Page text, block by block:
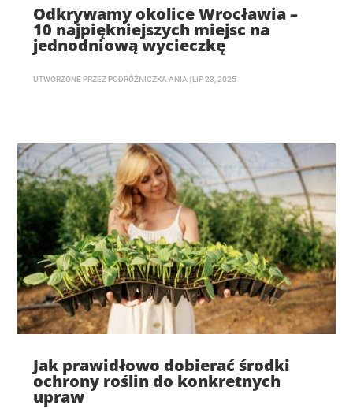
Odkrywamy okolice Wrocławia –
10 najpiękniejszych miejsc na
jednodniową wycieczkę
UTWORZONE PRZEZ PODRÓŻNICZKA ANIA LIP 23, 2025
Jak prawidłowo dobierać środki
ochrony roślin do konkretnych
upraw